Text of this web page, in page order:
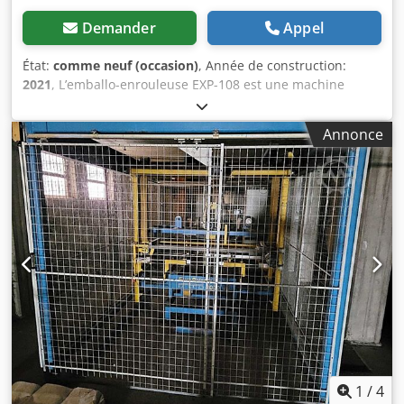
fixation au sol Équipements : entrée et sortie palettes,
convoyeurs à rouleaux, élévateurs pour 1 palette vide et 1
palette pleine, dispositif Eurapack de sécurisation des
palettes avec aspirateur de corde, déchargeur, magasin de
palettes, chargeur, système de cerclage Bornbinder,
clôtures de protection, escaliers et plateformes, armoires
électriques
Demander Appel
État: comme neuf (occasion), Année de construction:
2021, L’emballo-enrouleuse EXP-108 est une machine
offrant un excellent rapport qualité-prix. Elle est très
simple à utiliser, performante et fiable. Il s’agit d’une
emballo-enrouleuse idéale pour les petites et moyennes
capacités d’emballage. L’emballo-enrouleuse de la série
EXP est un excellent outil pour l’emballage de palettes. En
choisissant le bon type de film, le retour sur
investissement peut être réalisé en un an. Diamètre de la
platine tournante : 1500 mm, avec une capacité de charge
de 1650 kg. Hauteur maximale d’emballage : 2000 mm.
Poids : environ 435 kg. Emballo-enrouleuse automatique
EXP-108 pour l’emballage de palettes, adaptée aux
entreprises ayant une capacité d’emballage moyenne à
élevée (jusqu’à 30 palettes/heure). La machine est équipée
en standard de 3 programmes configurables et d’un
système de pré-étirage motorisé du film, avec un pré-
étirage réglable de 230 % ou 300 % (étirement d’1 m de
Annonce
1 /4